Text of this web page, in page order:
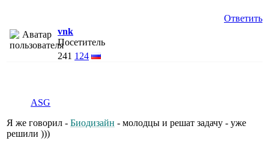
Ответить
vnk
Посетитель
241 124
АSG
Я же говорил - Биодизайн - молодцы и решат задачу - уже
решили )))